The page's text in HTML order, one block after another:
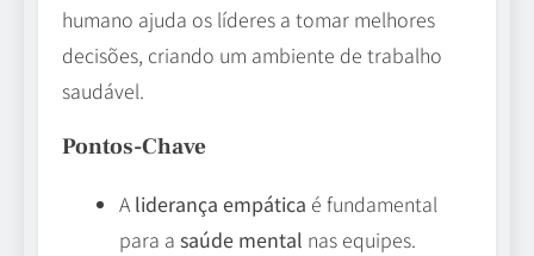
humano ajuda os líderes a tomar melhores
decisões, criando um ambiente de trabalho
saudável.
Pontos-Chave
A liderança empática é fundamental
para a saúde mental nas equipes.